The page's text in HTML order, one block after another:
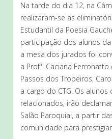
Na tarde do dia 12, na
realizaram-se as
Estudantil da Poesia
participação dos alunos
a mesa dos jurados foi
a Profª. Caciana
Passos dos Tropeiros,
a cargo do CTG. Os alunos
relacionados, irão
Salão Paroquial, a partir
comunidade para